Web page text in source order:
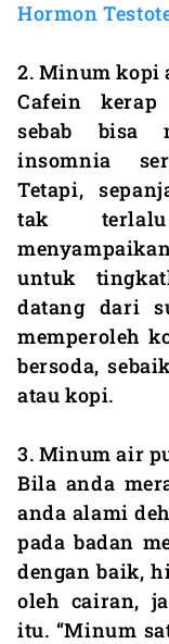
Hormon
2. Minum kopi
Cafein
sebab bisa
insomnia
Tetapi,
tak terlalu
untuk
datang dari
memperoleh
bersoda,
atau kopi.
3. Minum air
Bila anda
anda alami
pada badan
dengan baik,
oleh cairan,
itu. “Minum